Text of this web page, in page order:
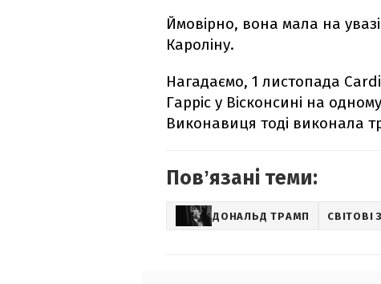
Ймовірно, вона мала на
Кароліну.
Нагадаємо, 1 листопада
Гарріс у Вісконсині на
Виконавиця тоді виконала
Повʼязані теми:
ДОНАЛЬД ТРАМП СВІТОВІ